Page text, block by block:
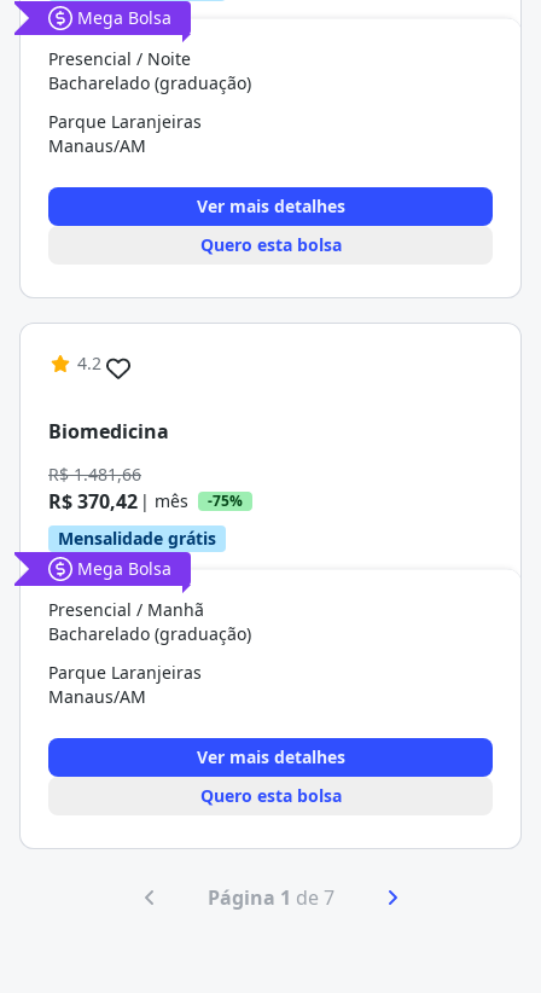
Mega Bolsa
Presencial / Noite
Bacharelado (graduação)
Parque Laranjeiras
Manaus/AM
Ver mais detalhes
Quero esta bolsa
4.2
Biomedicina
R$ 1.481,66
R$ 370,42 | mês -75%
Mensalidade grátis
Mega Bolsa
Presencial / Manhã
Bacharelado (graduação)
Parque Laranjeiras
Manaus/AM
Ver mais detalhes
Quero esta bolsa
Página 1 de 7